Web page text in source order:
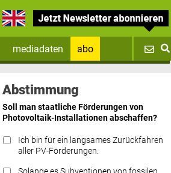
mediadaten
abo
Abstimmung
Soll man staatliche Förderungen von
Photovoltaik-Installationen abschaffen?
Ich bin für ein langsames Zurückfahren
aller PV-Förderungen.